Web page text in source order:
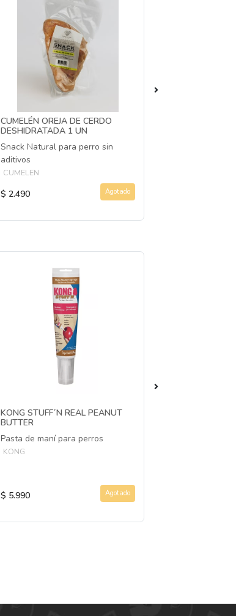
CUMELÉN OREJA DE CERDO
DESHIDRATADA 1 UN
Snack Natural para perro sin
aditivos
CUMELEN
$ 2.490 Agotado
KONG STUFF´N REAL PEANUT
BUTTER
Pasta de maní para perros
KONG
$ 5.990 Agotado